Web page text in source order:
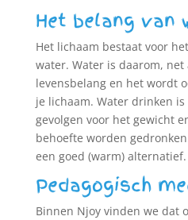
Het belang van
Het lichaam bestaat voor
water. Water is daarom, net
levensbelang en het wordt
je lichaam. Water drinken
gevolgen voor het gewicht
behoefte worden
een goed (warm) alternatief.
Pedagogisch
Binnen Njoy vinden we dat